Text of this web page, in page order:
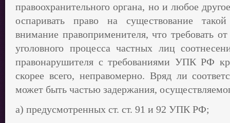
правоохранительного органа, но и любое
оспаривать право на существование
внимание правоприменителя, что требовать
уголовного процесса частных лиц
правонарушителя с требованиями УПК РФ
скорее всего, неправомерно. Вряд ли
может быть частью задержания,
а) предусмотренных ст. ст. 91 и 92 УПК РФ;